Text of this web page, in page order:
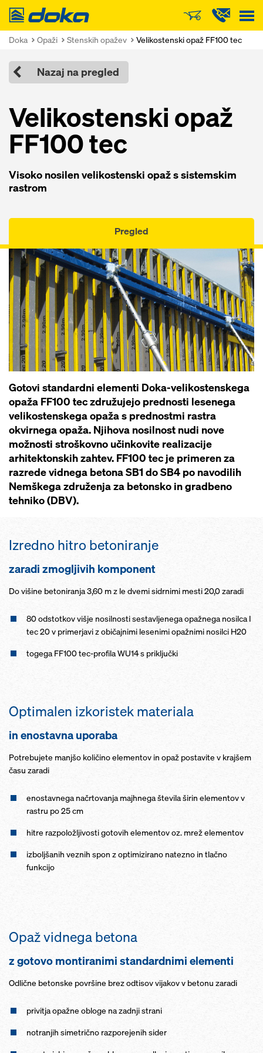
Doka
Doka Opaži Stenskih opažev Velikostenski opaž FF100 tec
Nazaj na pregled
Velikostenski opaž
FF100 tec
Visoko nosilen velikostenski opaž s sistemskim
rastrom
Pregled
Gotovi standardni elementi Doka-velikostenskega
opaža FF100 tec združujejo prednosti lesenega
velikostenskega opaža s prednostmi rastra
okvirnega opaža. Njihova nosilnost nudi nove
možnosti stroškovno učinkovite realizacije
arhitektonskih zahtev. FF100 tec je primeren za
razrede vidnega betona SB1 do SB4 po navodilih
Nemškega združenja za betonsko in gradbeno
tehniko (DBV).
Izredno hitro betoniranje
zaradi zmogljivih komponent
Do višine betoniranja 3,60 m z le dvemi sidrnimi mesti 20,0 zaradi
80 odstotkov višje nosilnosti sestavljenega opažnega nosilca I
tec 20 v primerjavi z običajnimi lesenimi opažnimi nosilci H20
togega FF100 tec-profila WU14 s priključki
Optimalen izkoristek materiala
in enostavna uporaba
Potrebujete manjšo količino elementov in opaž postavite v krajšem
času zaradi
enostavnega načrtovanja majhnega števila širin elementov v
rastru po 25 cm
hitre razpoložljivosti gotovih elementov oz. mrež elementov
izboljšanih veznih spon z optimizirano natezno in tlačno
funkcijo
Opaž vidnega betona
z gotovo montiranimi standardnimi elementi
Odlične betonske površine brez odtisov vijakov v betonu zaradi
privitja opažne obloge na zadnji strani
notranjih simetrično razporejenih sider